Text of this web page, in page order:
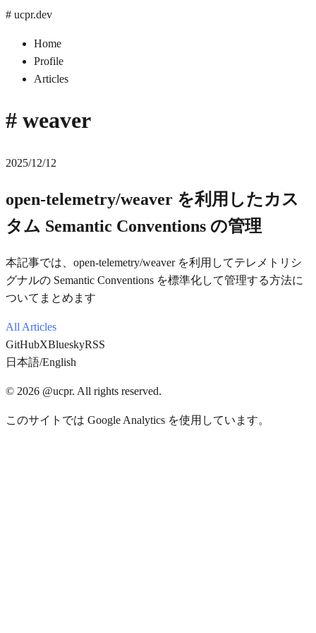
# ucpr.dev
Home
Profile
Articles
# weaver
2025/12/12
open-telemetry/weaver を利用したカス
タム Semantic Conventions の管理
本記事では、open-telemetry/weaver を利用してテレメトリシ
グナルの Semantic Conventions を標準化して管理する方法に
ついてまとめます
All Articles
GitHubXBlueskyRSS
日本語/English
© 2026 @ucpr. All rights reserved.
このサイトでは Google Analytics を使用しています。